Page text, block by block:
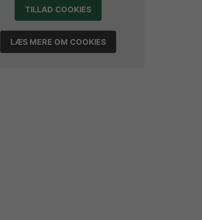
TILLAD COOKIES
LÆS MERE OM COOKIES